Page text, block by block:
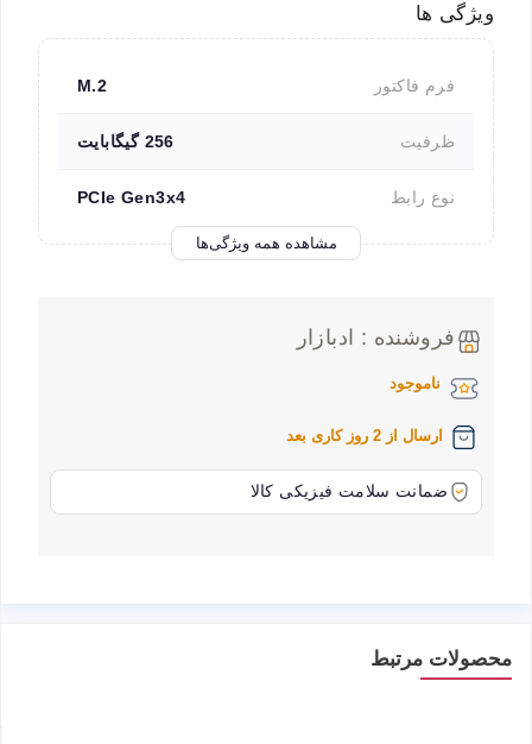
ویژگی ها
فرم فاکتور M.2
ظرفیت 256 گیگابایت
نوع رابط PCIe Gen3x4
مشاهده همه ویژگی‌ها
فروشنده : ادبازار
ناموجود
ارسال از 2 روز کاری بعد
ضمانت سلامت فیزیکی کالا
محصولات مرتبط